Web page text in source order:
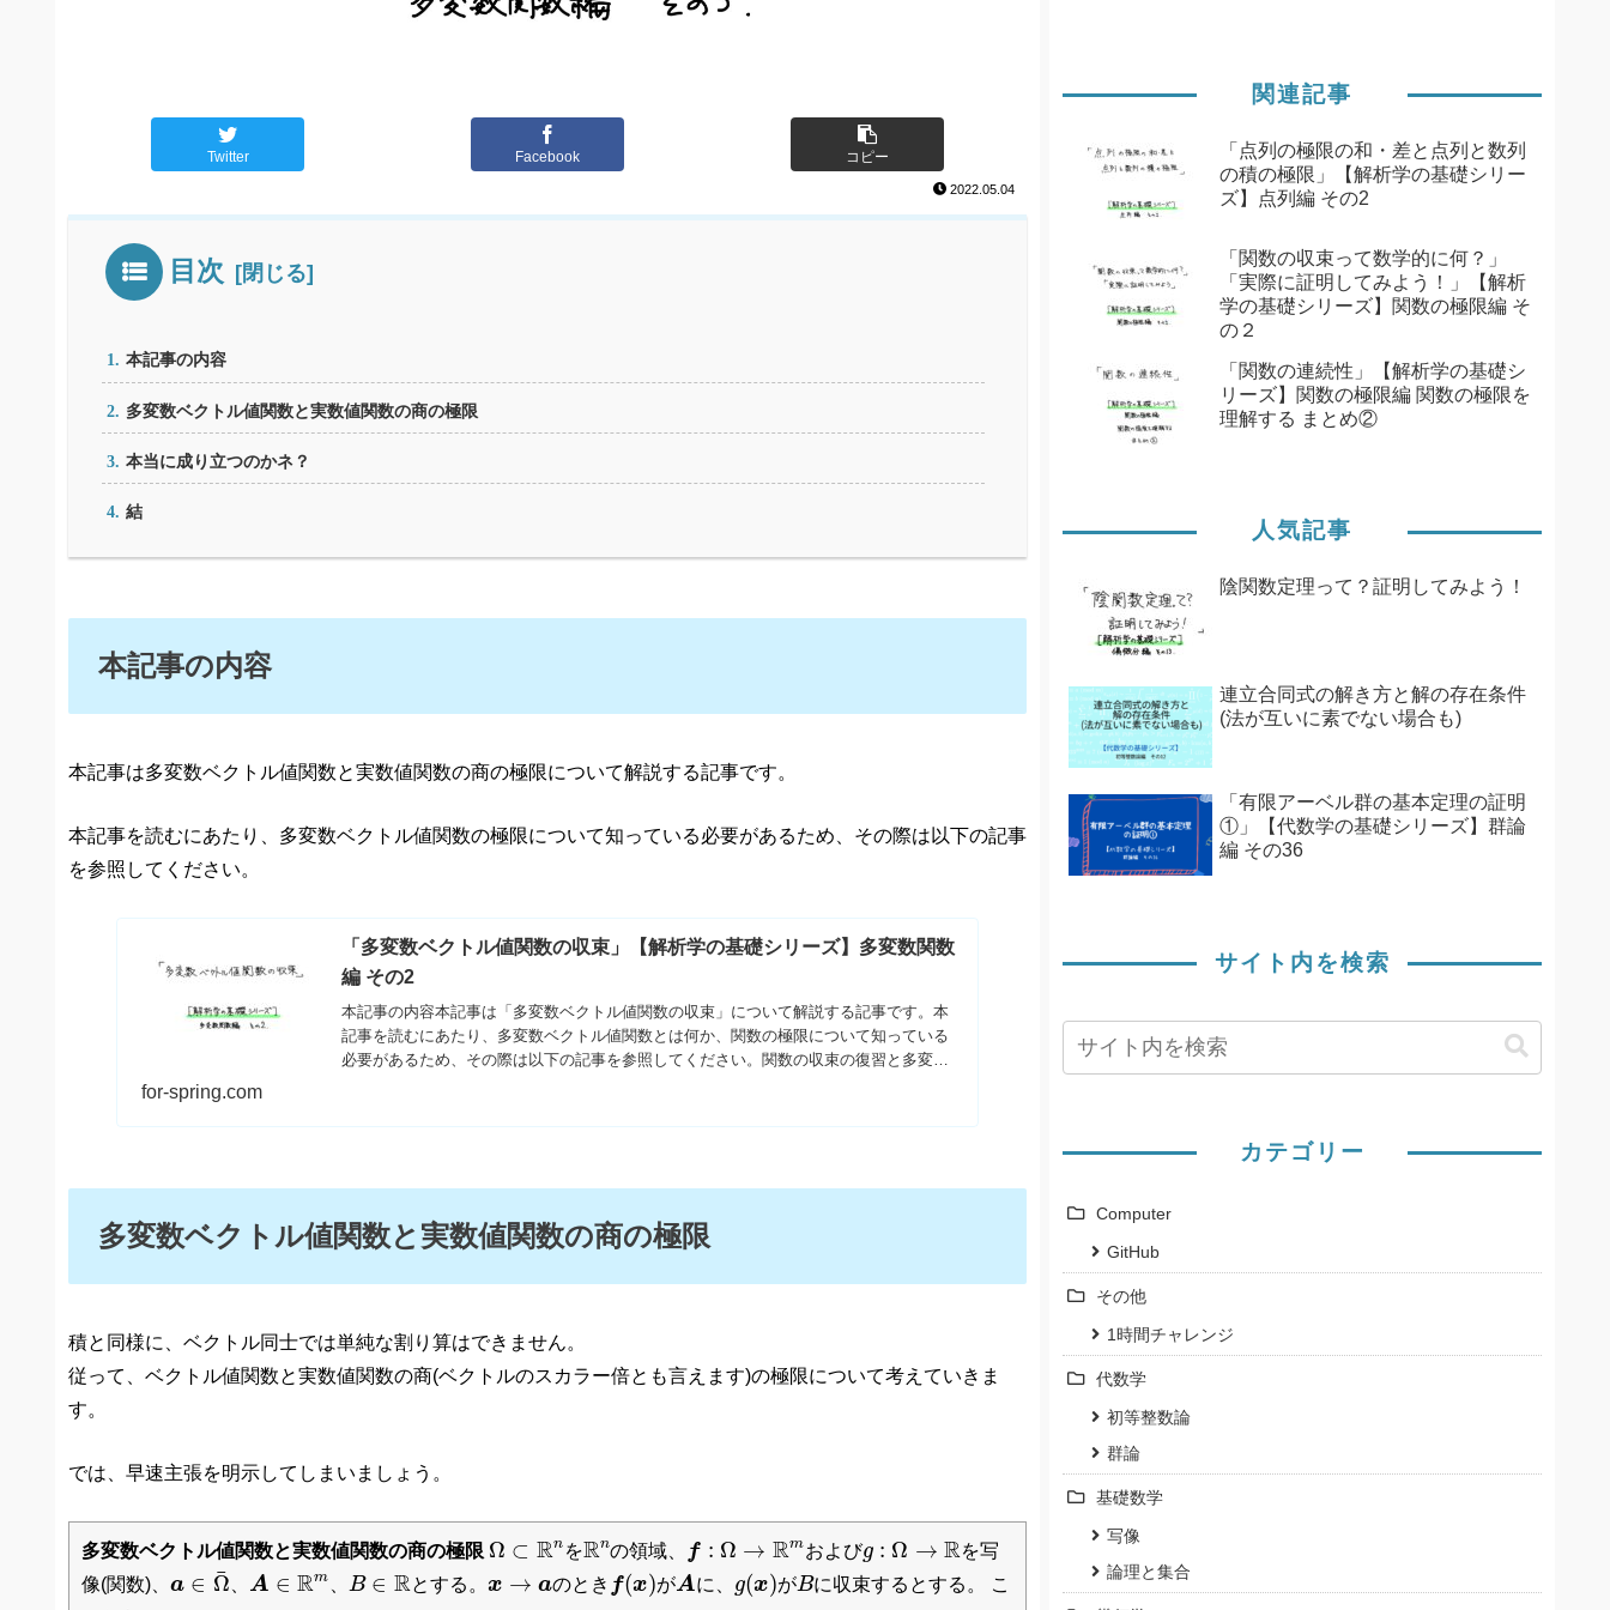
Twitter Facebook コピー
2022.05.04
目次
本記事の内容
多変数ベクトル値関数と実数値関数の商の極限
本当に成り立つのかネ？
結
本記事の内容
本記事は多変数ベクトル値関数と実数値関数の商の極限について解説する記事です。
本記事を読むにあたり、多変数ベクトル値関数の極限について知っている必要があるため、その際は以下の記事
を参照してください。
「多変数ベクトル値関数の収束」【解析学の基礎シリーズ】多変数関数
編 その2
本記事の内容本記事は「多変数ベクトル値関数の収束」について解説する記事です。本
記事を読むにあたり、多変数ベクトル値関数とは何か、関数の極限について知っている
必要があるため、その際は以下の記事を参照してください。関数の収束の復習と多変数
for-spring.com
多変数ベクトル値関数と実数値関数の商の極限
積と同様に、ベクトル同士では単純な割り算はできません。
従って、ベクトル値関数と実数値関数の商(ベクトルのスカラー倍とも言えます)の極限について考えていきま
す。
では、早速主張を明示してしまいましょう。
多変数ベクトル値関数と実数値関数の商の極限 Ω ⊂ Rn
Ω ⊂Rn をRn
Rnの領域、 f : Ω → Rm
:Ω → m およびg : Ω → R
g Ω→ R
を写
像(関数)、 a ∈ ¯
Ω
Ω¯
A ∈ Rm
A∈Rm B ∈ R
B∈R とする。 x → a
x→ a のとき f(x)
(x がA
A に、 g(x)
( ) がB
Bに収束するとする。 こ
関連記事
「点列の極限の和・差と点列と数列
の積の極限」【解析学の基礎シリー
ズ】点列編 その2
「関数の収束って数学的に何？」
「実際に証明してみよう！」【解析
学の基礎シリーズ】関数の極限編 そ
の２
「関数の連続性」【解析学の基礎シ
リーズ】関数の極限編 関数の極限を
理解する まとめ②
人気記事
陰関数定理って？証明してみよう！
連立合同式の解き方と解の存在条件
(法が互いに素でない場合も)
「有限アーベル群の基本定理の証明
①」【代数学の基礎シリーズ】群論
編 その36
サイト内を検索
カテゴリー
Computer
GitHub
その他
1時間チャレンジ
代数学
初等整数論
群論
基礎数学
写像
論理と集合